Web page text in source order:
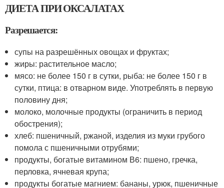
ДИЕТА ПРИ ОКСАЛАТАХ
Разрешается:
супы на разрешённых овощах и фруктах;
жиры: растительное масло;
мясо: не более 150 г в сутки, рыба: не более 150 г в
сутки, птица: в отварном виде. Употреблять в первую
половину дня;
молоко, молочные продукты (ограничить в период
обострения);
хлеб: пшеничный, ржаной, изделия из муки грубого
помола с пшеничными отрубями;
продукты, богатые витамином В6: пшено, гречка,
перловка, ячневая крупа;
продукты богатые магнием: бананы, урюк, пшеничные